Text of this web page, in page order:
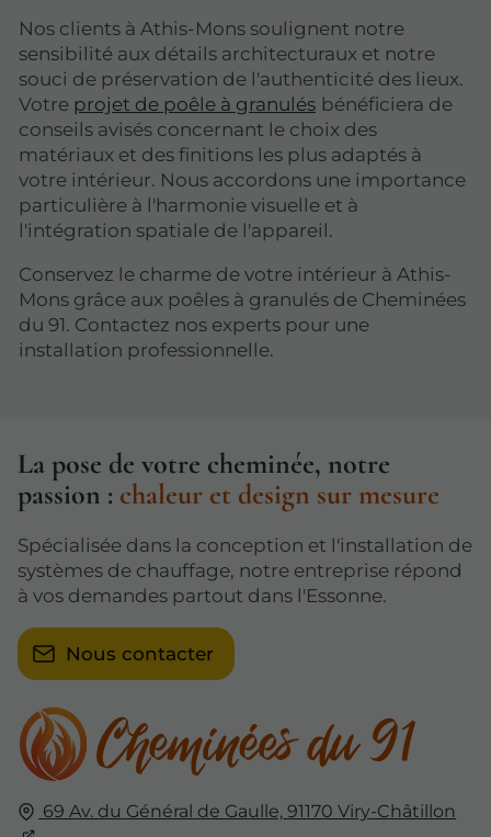
Nos clients à Athis-Mons soulignent notre
sensibilité aux détails architecturaux et notre
souci de préservation de l'authenticité des lieux.
Votre projet de poêle à granulés bénéficiera de
conseils avisés concernant le choix des
matériaux et des finitions les plus adaptés à
votre intérieur. Nous accordons une importance
particulière à l'harmonie visuelle et à
l'intégration spatiale de l'appareil.
Conservez le charme de votre intérieur à Athis-
Mons grâce aux poêles à granulés de Cheminées
du 91. Contactez nos experts pour une
installation professionnelle.
69 Av. du Général de Gaulle, 91170 Viry-Châtillon
La pose de votre cheminée, notre
passion : chaleur et design sur mesure
Spécialisée dans la conception et l'installation de
systèmes de chauffage, notre entreprise répond
à vos demandes partout dans l'Essonne.
Nous contacter